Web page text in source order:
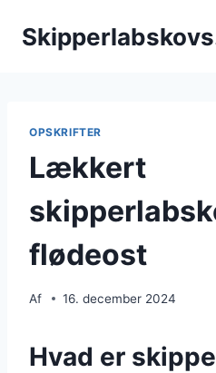
OPSKRIFTER
Lækkert
flødeost
Af 16. december 2024
Hvad er